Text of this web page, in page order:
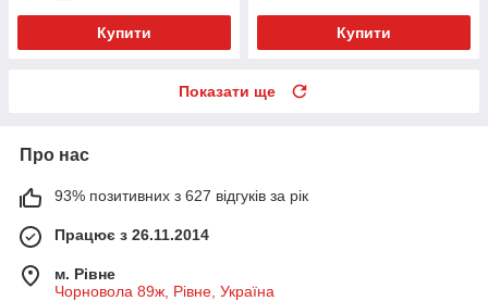
Купити Купити
Показати ще
Про нас
93% позитивних з 627 відгуків за рік
Працює з 26.11.2014
м. Рівне
Чорновола 89ж, Рівне, Україна